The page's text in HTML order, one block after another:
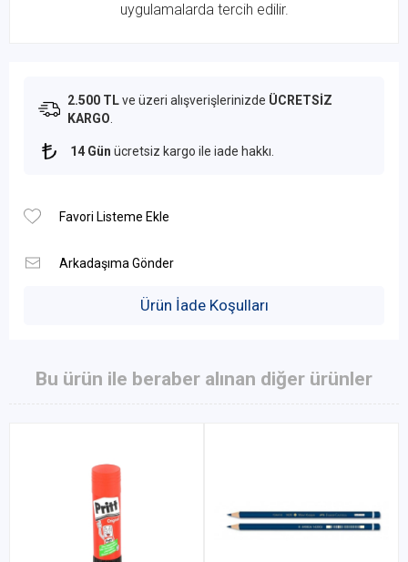
uygulamalarda tercih edilir.
2.500 TLve üzeri alışverişlerinizde ÜCRETSİZ
KARGO
14 Gün ücretsiz kargo ile iade hakkı.
Ürün İade Koşulları
Bu ürün ile beraber alınan diğer ürünler